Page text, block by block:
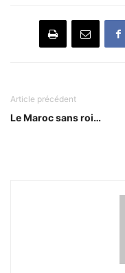
Article précédent
Le Maroc sans roi…